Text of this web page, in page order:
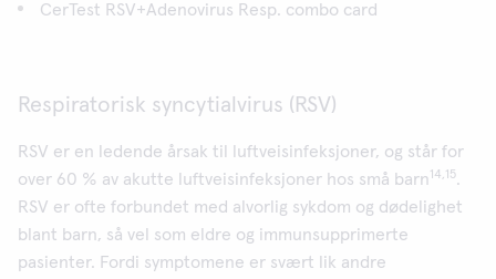
CerTest RSV+Adenovirus Resp. combo card
Respiratorisk syncytialvirus (RSV)
RSV er en ledende årsak til luftveisinfeksjoner, og står for
over 60 % av akutte luftveisinfeksjoner hos små barn14,15.
RSV er ofte forbundet med alvorlig sykdom og dødelighet
blant barn, så vel som eldre og immunsupprimerte
pasienter. Fordi symptomene er svært lik andre